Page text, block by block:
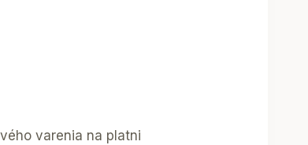
varenia na platni